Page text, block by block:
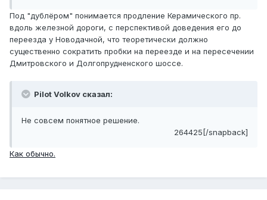
Под "дублёром" понимается продление Керамического пр.
вдоль железной дороги, с перспективой доведения его до
переезда у Новодачной, что теоретически должно
существенно сократить пробки на переезде и на пересечении
Дмитровского и Долгопрудненского шоссе.
Pilot Volkov сказал:
Не совсем понятное решение.
264425[/snapback]
Как обычно.